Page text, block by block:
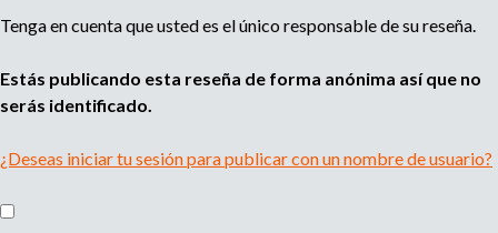
Tenga en cuenta que usted es el único responsable de su reseña.
Estás publicando esta reseña de forma anónima así que no
serás identificado.
¿Deseas iniciar tu sesión para publicar con un nombre de usuario?